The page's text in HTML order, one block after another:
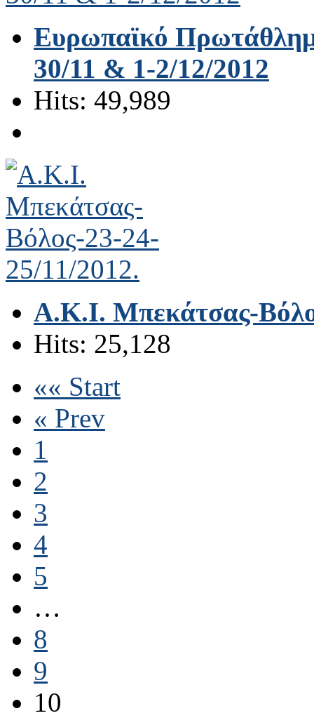
Ευρωπαϊκό
30/11 & 1-2/12/2012
Hits: 49,989
A.K.I. Μπεκάτσας-
Hits: 25,128
«« Start
« Prev
1
2
3
4
5
…
8
9
10